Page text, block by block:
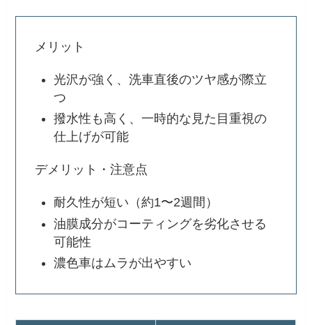
メリット
光沢が強く、洗車直後のツヤ感が際立
つ
撥水性も高く、一時的な見た目重視の
仕上げが可能
デメリット・注意点
耐久性が短い（約1〜2週間）
油膜成分がコーティングを劣化させる
可能性
濃色車はムラが出やすい